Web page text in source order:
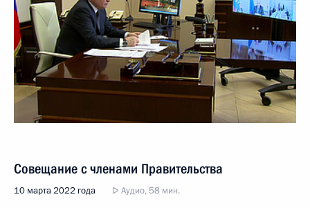
Совещание с членами Правительства
10 марта 2022 года Аудио, 58 мин.